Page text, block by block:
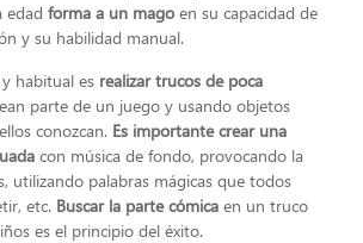
edad forma a un mago en su capacidad de
y su habilidad manual.
habitual es realizar trucos de poca
parte de un juego y usando objetos
conozcan. Es importante crear una
con música de fondo, provocando la
utilizando palabras mágicas que todos
etc. Buscar la parte cómica en un truco
es el principio del éxito.